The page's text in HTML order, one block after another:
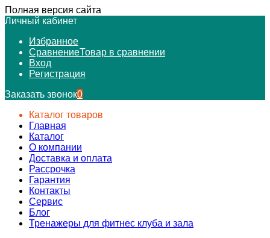
Полная версия сайта
Личный кабинет
Избранное
СравнениеТовар в сравнении
Вход
Регистрация
Заказать звонок0
Каталог товаров
Главная
Каталог
О компании
Доставка и оплата
Рассрочка
Гарантия
Контакты
Сервис
Блог
Тренажеры для фитнес клуба и зала